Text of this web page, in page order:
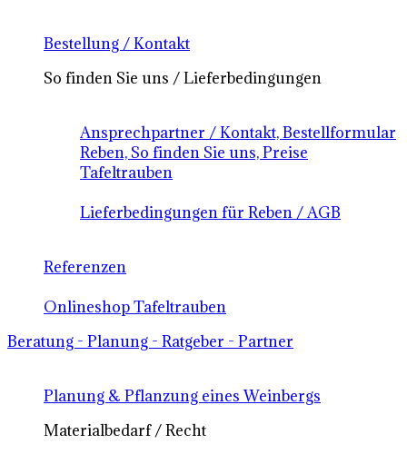
Bestellung / Kontakt
So finden Sie uns / Lieferbedingungen
Ansprechpartner / Kontakt, Bestellformular
Reben, So finden Sie uns, Preise
Tafeltrauben
Lieferbedingungen für Reben / AGB
Referenzen
Onlineshop Tafeltrauben
Beratung - Planung - Ratgeber - Partner
Planung & Pflanzung eines Weinbergs
Materialbedarf / Recht